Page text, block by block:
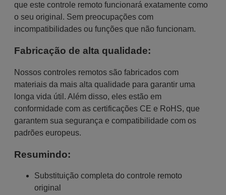
que este controle remoto funcionará exatamente como
o seu original. Sem preocupações com
incompatibilidades ou funções que não funcionam.
Fabricação de alta qualidade:
Nossos controles remotos são fabricados com
materiais da mais alta qualidade para garantir uma
longa vida útil. Além disso, eles estão em
conformidade com as certificações CE e RoHS, que
garantem sua segurança e compatibilidade com os
padrões europeus.
Resumindo:
Substituição completa do controle remoto
original